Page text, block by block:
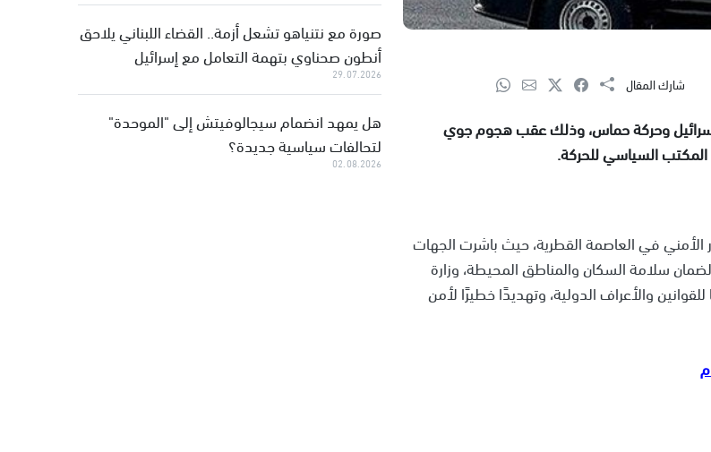
شارك المقال
وحركة حماس، وذلك عقب هجوم جوي
السياسي للحركة.
2025، خلّف حالة من الاستنفار الأمني في العاصمة القطرية، حيث باشرت الجهات
سلامة السكان والمناطق المحيطة، وزارة
والأعراف الدولية، وتهديدًا خطيرًا لأمن
صورة مع نتنياهو تشعل أزمة.. القضاء اللبناني يلاحق
أنطون صحناوي بتهمة التعامل مع إسرائيل
29.07.2026
هل يمهد انضمام سيجالوفيتش إلى "الموحدة"
لتحالفات سياسية جديدة؟
02.08.2026